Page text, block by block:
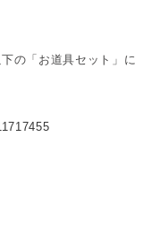
の「お道具セット」に